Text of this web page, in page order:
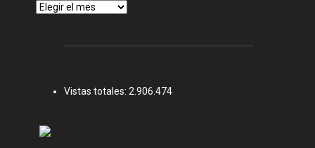
Archivos
Vistas totales: 2.906.474